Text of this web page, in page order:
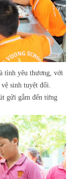
tình yêu thương, với
sinh tuyệt đối.
gửi gắm đến từng